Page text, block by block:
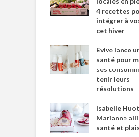
4 recettes
intégrer à
cet hiver
Evive lance
santé pour
ses
tenir leurs
résolutions
Isabelle
Marianne
santé et